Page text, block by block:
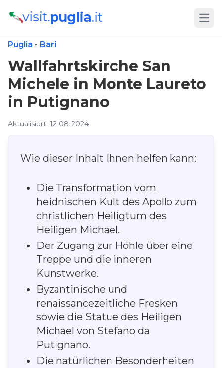
Puglia - Bari
Wallfahrtskirche San
Michele in Monte Laureto
in Putignano
Aktualisiert: 12-08-2024
Wie dieser Inhalt Ihnen helfen kann:
Die Transformation vom
heidnischen Kult des Apollo zum
christlichen Heiligtum des
Heiligen Michael.
Der Zugang zur Höhle über eine
Treppe und die inneren
Kunstwerke.
Byzantinische und
renaissancezeitliche Fresken
sowie die Statue des Heiligen
Michael von Stefano da
Putignano.
Die natürlichen Besonderheiten